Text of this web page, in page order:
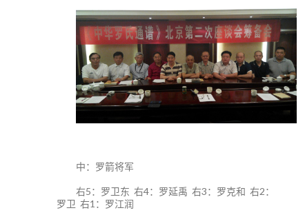
中：罗箭将军
右5：罗卫东 右4：罗延禹 右3：罗克和 右2：
罗卫 右1：罗江润